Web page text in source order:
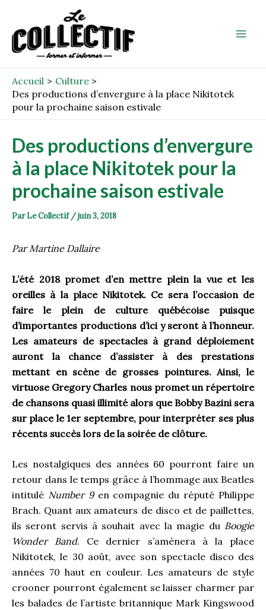
contenu
Accueil
Culture
Des productions d’envergure à la place Nikitotek
pour la prochaine saison estivale
Des productions d’envergure
à la place Nikitotek pour la
prochaine saison estivale
ParLe Collectif /juin 3, 2018
Par Martine Dallaire
L’été 2018 promet d’en mettre plein la vue et les
oreilles à la place Nikitotek. Ce sera l’occasion de
faire le plein de culture québécoise puisque
d’importantes productions d’ici y seront à l’honneur.
Les amateurs de spectacles à grand déploiement
auront la chance d’assister à des prestations
mettant en scène de grosses pointures. Ainsi, le
virtuose Gregory Charles nous promet un répertoire
de chansons quasi illimité alors que Bobby Bazini sera
sur place le 1er septembre, pour interpréter ses plus
récents succès lors de la soirée de clôture.
Les nostalgiques des années 60 pourront faire un
retour dans le temps grâce à l’hommage aux Beatles
intitulé Number 9en compagnie du réputé Philippe
Brach. Quant aux amateurs de disco et de paillettes,
ils seront servis à souhait avec la magie du Boogie
Wonder Band. Ce dernier s’amènera à la place
Nikitotek, le 30 août, avec son spectacle disco des
années 70 haut en couleur. Les amateurs de style
crooner pourront également se laisser charmer par
les balades de l’artiste britannique Mark Kingswood
navigation